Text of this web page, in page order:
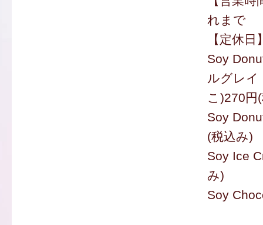
れまで
【定休
Soy
ルグレイ
こ)270円
Soy
(税込み)
Soy Ice
み)
Soy